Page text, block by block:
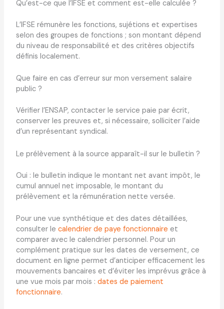
Qu’est-ce que l’IFSE et comment est-elle calculée ?
L’IFSE rémunère les fonctions, sujétions et expertises
selon des groupes de fonctions ; son montant dépend
du niveau de responsabilité et des critères objectifs
définis localement.
Que faire en cas d’erreur sur mon versement salaire
public ?
Vérifier l’ENSAP, contacter le service paie par écrit,
conserver les preuves et, si nécessaire, solliciter l’aide
d’un représentant syndical.
Le prélèvement à la source apparaît-il sur le bulletin ?
Oui : le bulletin indique le montant net avant impôt, le
cumul annuel net imposable, le montant du
prélèvement et la rémunération nette versée.
Pour une vue synthétique et des dates détaillées,
consulter le calendrier de paye fonctionnaire et
comparer avec le calendrier personnel. Pour un
complément pratique sur les dates de versement, ce
document en ligne permet d’anticiper efficacement les
mouvements bancaires et d’éviter les imprévus grâce à
une vue mois par mois : dates de paiement
fonctionnaire.